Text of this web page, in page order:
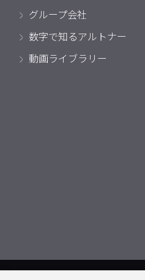
グループ会社
数字で知るアルトナー
動画ライブラリー